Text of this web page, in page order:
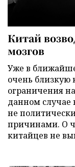
Китай
мозгов
Уже в
очень близкую
ограничения
данном случае
не
причинами. О
китайцев не